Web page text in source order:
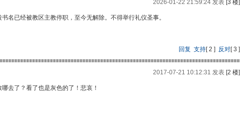
2026-01-22 21:59:24 发表[3 楼]
名已经被教区主教停职，至今无解除。不得举行礼仪圣事。
回复 支持[2 ] 反对[3 ]
2017-07-21 10:12:31 发表[2 楼]
去了？看了也是灰色的了！悲哀！